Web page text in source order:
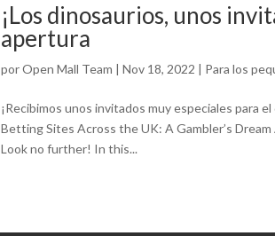
¡Los dinosaurios, unos
apertura
porOpen Mall Team |Nov 18, 2022 | Para los
¡Recibimos unos invitados muy especiales para
Betting Sites Across the UK: A Gambler’s
Look no further! In this...